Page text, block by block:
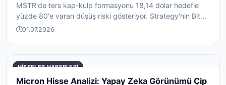
MSTR'de ters kap-kulp formasyonu 18,14 dolar hedefle
yüzde 80'e varan düşüş riski gösteriyor. Strategy'nin Bit...
01.07.2026
HISSELER HABERLERI
Micron Hisse Analizi: Yapay Zeka Görünümü Çip